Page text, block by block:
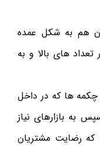
هم به شکل عمده
های بالا و به
ها که در داخل
به بازارهای نیاز
رضایت مشتریان